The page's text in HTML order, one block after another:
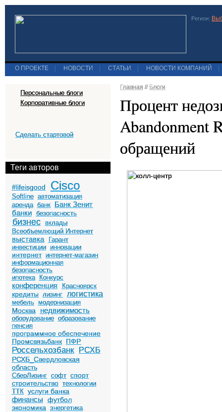
Регион:
О ПРОЕКТЕ НОВОСТИ СТАТЬИ НОВОСТИ КОМПАНИЙ
Персональные блоги
Корпоративные блоги
Сделать стартовой
Теги авторов
#lifeisgood Cisco
Softline автоматизация
аренда банк
Банк Зенит
банки безопасность
бизнес
вклады
Всеобъемлющий Интернет
выставка
Гарант
инвестиции инновации
интернет интернет-магазин
информационная
безопасность
ипотека
Конкурс
конференция Красноярск
кредиты лизинг логистика
мебель модернизация
Москва недвижимость
оборудование образование
пенсия
программное обеспечение
Промсвязьбанк ПФР
Россельхозбанк РСХБ
РСХБ_Свердловская
область
СберЛизинг софт спорт
строительство технологии
ТТК услуги банка
финансы
футбол
экономика
энергетика
Главная // Блоги
Процент
Abandonment
обращений